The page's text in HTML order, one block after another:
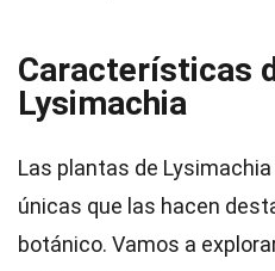
Características
Lysimachia
Las plantas de
únicas que las hacen
botánico. Vamos a